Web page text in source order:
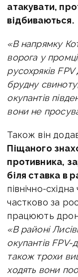
атакувати,
відбиваються.
«В напрямку
ворога у
русохряків
брудну
окупантів
вони не
Також він
Піщаного
противника,
біля ставка в
північно-
частково за
працюють
«В районі
окупантів FPV-
також трохи
ходять вони